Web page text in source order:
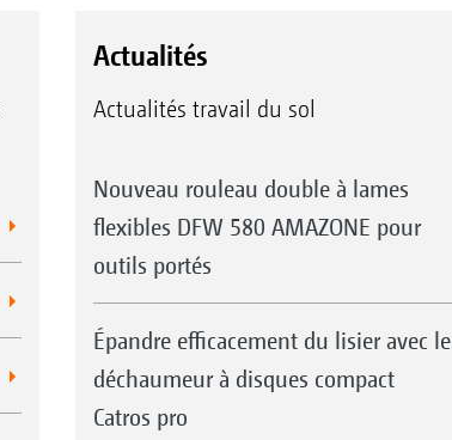
Actualités
Actualités travail du sol
Nouveau rouleau double à lames
flexibles DFW 580 AMAZONE pour
outils portés
Épandre efficacement du lisier avec le
déchaumeur à disques compact
Catros pro